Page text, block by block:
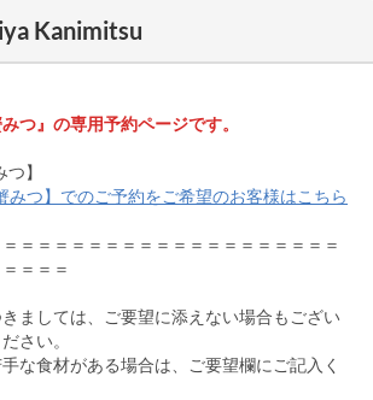
Kanimitsu
つ』の専用予約ページです。
】
つ】でのご予約をご希望のお客様はこちら
＝＝＝＝＝＝＝＝＝＝＝＝＝＝＝＝＝＝＝
＝＝＝
ましては、ご要望に添えない場合もござい
さい。
な食材がある場合は、ご要望欄にご記入く